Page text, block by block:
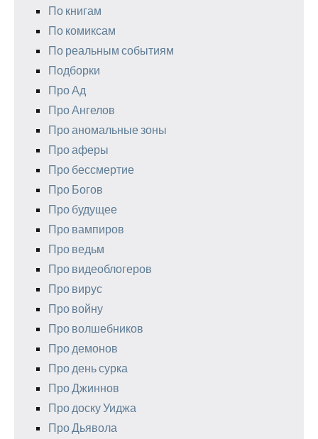
По книгам
По комиксам
По реальным событиям
Подборки
Про Ад
Про Ангелов
Про аномальные зоны
Про аферы
Про бессмертие
Про Богов
Про будущее
Про вампиров
Про ведьм
Про видеоблогеров
Про вирус
Про войну
Про волшебников
Про демонов
Про день сурка
Про Джиннов
Про доску Уиджа
Про Дьявола